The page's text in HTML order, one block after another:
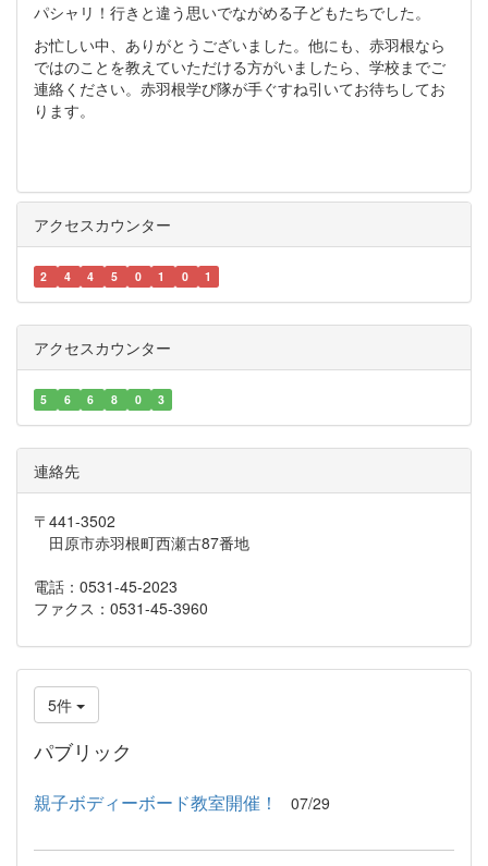
パシャリ！行きと違う思いでながめる子どもたちでした。
お忙しい中、ありがとうございました。他にも、赤羽根なら
ではのことを教えていただける方がいましたら、学校までご
連絡ください。赤羽根学び隊が手ぐすね引いてお待ちしてお
ります。
アクセスカウンター
2 4 4 5 0 1 0 1
アクセスカウンター
5 6 6 8 0 3
連絡先
〒441-3502
田原市赤羽根町西瀬古87番地
電話：0531-45-2023
ファクス：0531-45-3960
5件
パブリック
親子ボディーボード教室開催！ 07/29